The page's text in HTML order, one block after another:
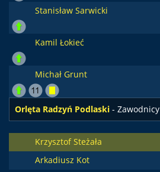
Stanisław Sarwicki
Kamil Łokieć
Michał Grunt
Orlęta Radzyń Podlaski - Zawodnicy
Krzysztof Steżała
Arkadiusz Kot